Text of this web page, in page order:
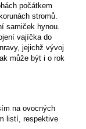
počátkem
stromů.
samiček hynou.
vajíčka do
jejichž vývoj
může být i o rok
na ovocných
listí, respektive